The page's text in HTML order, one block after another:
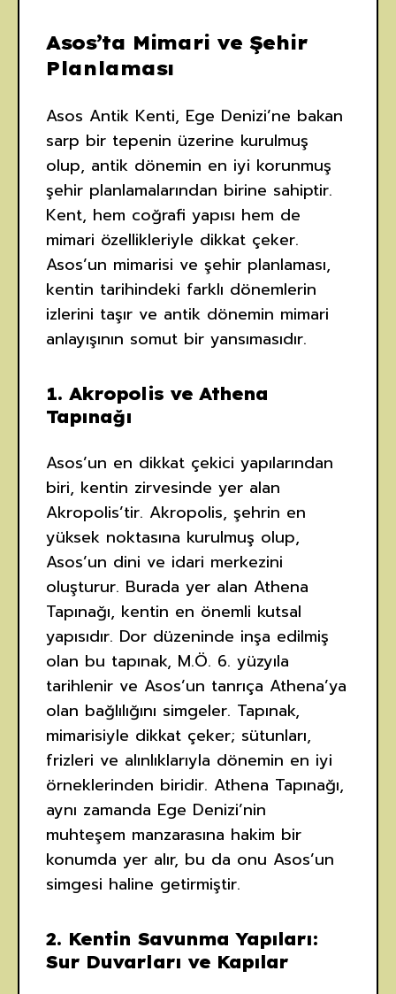
Asos’ta Mimari ve Şehir
Planlaması
Asos Antik Kenti, Ege Denizi’ne bakan
sarp bir tepenin üzerine kurulmuş
olup, antik dönemin en iyi korunmuş
şehir planlamalarından birine sahiptir.
Kent, hem coğrafi yapısı hem de
mimari özellikleriyle dikkat çeker.
Asos’un mimarisi ve şehir planlaması,
kentin tarihindeki farklı dönemlerin
izlerini taşır ve antik dönemin mimari
anlayışının somut bir yansımasıdır.
1.Akropolis ve Athena
Tapınağı
Asos’un en dikkat çekici yapılarından
biri, kentin zirvesinde yer alan
Akropolis’tir. Akropolis, şehrin en
yüksek noktasına kurulmuş olup,
Asos’un dini ve idari merkezini
oluşturur. Burada yer alan Athena
Tapınağı, kentin en önemli kutsal
yapısıdır. Dor düzeninde inşa edilmiş
olan bu tapınak, M.Ö. 6. yüzyıla
tarihlenir ve Asos’un tanrıça Athena’ya
olan bağlılığını simgeler. Tapınak,
mimarisiyle dikkat çeker; sütunları,
frizleri ve alınlıklarıyla dönemin en iyi
örneklerinden biridir. Athena Tapınağı,
aynı zamanda Ege Denizi’nin
muhteşem manzarasına hakim bir
konumda yer alır, bu da onu Asos’un
simgesi haline getirmiştir.
2. Kentin Savunma Yapıları:
Sur Duvarları ve Kapılar